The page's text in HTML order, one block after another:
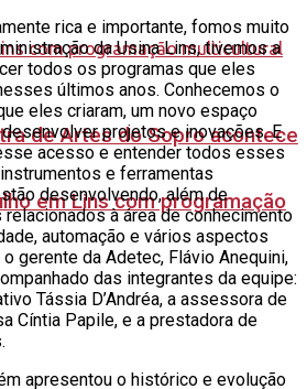
de Artes do Sopro acontece
em Lins com programação
rica e importante, fomos muito
da Usina Lins, tivemos a
todos os programas que eles
últimos anos. Conhecemos o
eles criaram, um novo espaço
projetos e inovações. E
acesso e entender todos esses
e ferramentas
desenvolvendo, além de
à área de conhecimento
automação e vários aspectos
gerente da Adetec, Flávio Anequini,
das integrantes da equipe:
Tássia D’Andréa, a assessora de
Cíntia Papile, e a prestadora de
apresentou o histórico e evolução